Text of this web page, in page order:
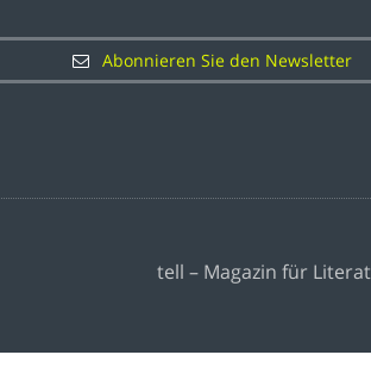
Abonnieren Sie den Newsletter
tell – Magazin für